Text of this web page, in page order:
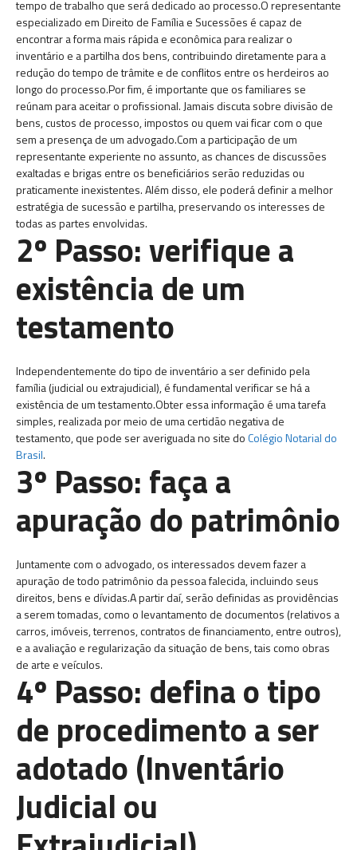
tempo de trabalho que será dedicado ao processo.O representante
especializado em Direito de Família e Sucessões é capaz de
encontrar a forma mais rápida e econômica para realizar o
inventário e a partilha dos bens, contribuindo diretamente para a
redução do tempo de trâmite e de conflitos entre os herdeiros ao
longo do processo.Por fim, é importante que os familiares se
reúnam para aceitar o profissional. Jamais discuta sobre divisão de
bens, custos de processo, impostos ou quem vai ficar com o que
sem a presença de um advogado.Com a participação de um
representante experiente no assunto, as chances de discussões
exaltadas e brigas entre os beneficiários serão reduzidas ou
praticamente inexistentes. Além disso, ele poderá definir a melhor
estratégia de sucessão e partilha, preservando os interesses de
todas as partes envolvidas.
2º Passo: verifique a
existência de um
testamento
Independentemente do tipo de inventário a ser definido pela
família (judicial ou extrajudicial), é fundamental verificar se há a
existência de um testamento.Obter essa informação é uma tarefa
simples, realizada por meio de uma certidão negativa de
testamento, que pode ser averiguada no site doColégio Notarial do
Brasil.
3º Passo: faça a
apuração do patrimônio
Juntamente com o advogado, os interessados devem fazer a
apuração de todo patrimônio da pessoa falecida, incluindo seus
direitos, bens e dívidas.A partir daí, serão definidas as providências
a serem tomadas, como o levantamento de documentos (relativos a
carros, imóveis, terrenos, contratos de financiamento, entre outros),
e a avaliação e regularização da situação de bens, tais como obras
de arte e veículos.
4º Passo: defina o tipo
de procedimento a ser
adotado (Inventário
Judicial ou